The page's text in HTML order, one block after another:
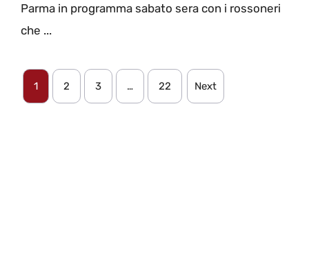
Parma in programma sabato sera con i rossoneri
che ...
1 2 3 … 22 Next